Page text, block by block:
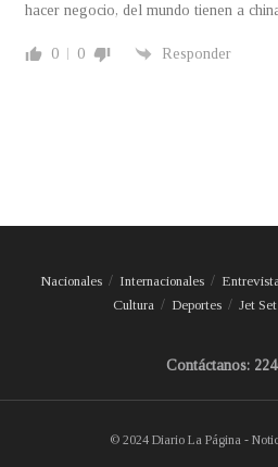
hacer negocio, del mundo tienen a
0 0 Responder
Nacionales Internacionales
Cultura
Deportes Jet Set
Contáctanos:
© 2024 Diario La Página -